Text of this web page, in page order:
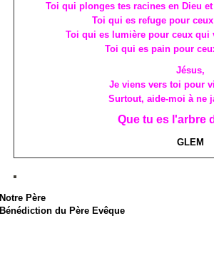
Toi qui plonges tes racines en Dieu
Toi qui es refuge pour
Toi qui es lumière pour ceux qui
Toi qui es pain pour
Jésus,
Je viens vers toi pour
Surtout, aide-moi à ne
Que tu es l'arbre
GLEM
Notre Père
Bénédiction du Père Evêque